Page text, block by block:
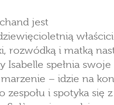
jest
rozwódką i matką
Isabelle spełnia swoje
– idzie na
zespołu i spotyka się z